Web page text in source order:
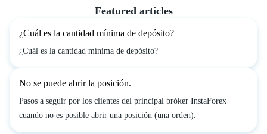
Featured articles
¿Cuál es la cantidad mínima de depósito?
¿Cuál es la cantidad mínima de depósito?
No se puede abrir la posición.
Pasos a seguir por los clientes del principal bróker InstaForex
cuando no es posible abrir una posición (una orden).